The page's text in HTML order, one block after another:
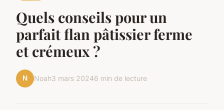
Quels conseils pour un
parfait flan pâtissier ferme
et crémeux ?
N Noah3 mars 20246 min de lecture